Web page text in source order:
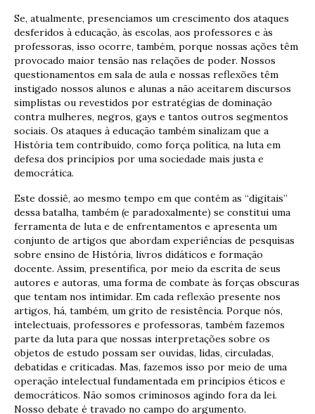
Se, atualmente, presenciamos um crescimento dos ataques
desferidos à educação, às escolas, aos professores e às
professoras, isso ocorre, também, porque nossas ações têm
provocado maior tensão nas relações de poder. Nossos
questionamentos em sala de aula e nossas reflexões têm
instigado nossos alunos e alunas a não aceitarem discursos
simplistas ou revestidos por estratégias de dominação
contra mulheres, negros, gays e tantos outros segmentos
sociais. Os ataques à educação também sinalizam que a
História tem contribuído, como força política, na luta em
defesa dos princípios por uma sociedade mais justa e
democrática.
Este dossiê, ao mesmo tempo em que contém as “digitais”
dessa batalha, também (e paradoxalmente) se constitui uma
ferramenta de luta e de enfrentamentos e apresenta um
conjunto de artigos que abordam experiências de pesquisas
sobre ensino de História, livros didáticos e formação
docente. Assim, presentifica, por meio da escrita de seus
autores e autoras, uma forma de combate às forças obscuras
que tentam nos intimidar. Em cada reflexão presente nos
artigos, há, também, um grito de resistência. Porque nós,
intelectuais, professores e professoras, também fazemos
parte da luta para que nossas interpretações sobre os
objetos de estudo possam ser ouvidas, lidas, circuladas,
debatidas e criticadas. Mas, fazemos isso por meio de uma
operação intelectual fundamentada em princípios éticos e
democráticos. Não somos criminosos agindo fora da lei.
Nosso debate é travado no campo do argumento.